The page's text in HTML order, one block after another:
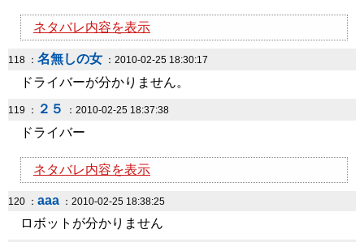
ネタバレ内容を表示
118 ： 名無しの女 ：2010-02-25 18:30:17
ドライバーが分かりません。
119 ： ２５ ：2010-02-25 18:37:38
ドライバー
ネタバレ内容を表示
120 ： aaa ：2010-02-25 18:38:25
ロボットが分かりません